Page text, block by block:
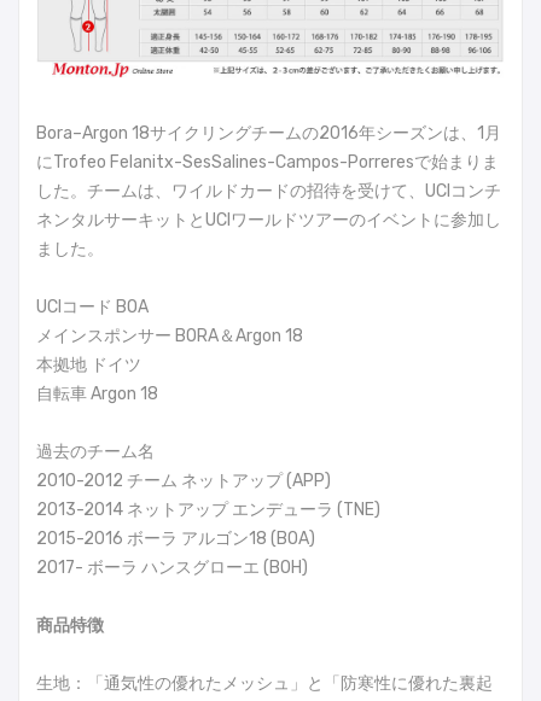
Bora–Argon 18サイクリングチームの2016年シーズンは、1月
にTrofeo Felanitx-SesSalines-Campos-Porreresで始まりま
した。チームは、ワイルドカードの招待を受けて、UCIコンチ
ネンタルサーキットとUCIワールドツアーのイベントに参加し
ました。
UCIコード BOA
メインスポンサー BORA＆Argon 18
本拠地 ドイツ
自転車 Argon 18
過去のチーム名
2010-2012 チーム ネットアップ (APP)
2013-2014 ネットアップ エンデューラ (TNE)
2015-2016 ボーラ アルゴン18 (BOA)
2017- ボーラ ハンスグローエ (BOH)
商品特徴
生地：「通気性の優れたメッシュ」と「防寒性に優れた裏起